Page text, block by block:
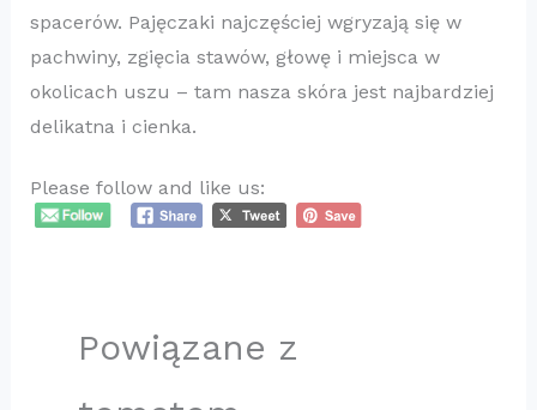
spacerów. Pajęczaki najczęściej wgryzają się w
pachwiny, zgięcia stawów, głowę i miejsca w
okolicach uszu – tam nasza skóra jest najbardziej
delikatna i cienka.
Please follow and like us:
Powiązane z